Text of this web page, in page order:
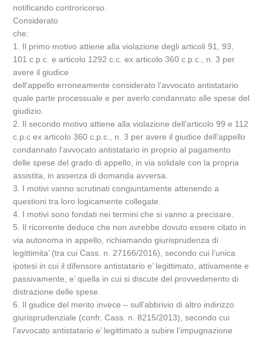
notificando controricorso.
Considerato
che:
1. Il primo motivo attiene alla violazione degli articoli 91, 93,
101 c.p.c. e articolo 1292 c.c. ex articolo 360 c.p.c., n. 3 per
avere il giudice
dell’appello erroneamente considerato l’avvocato antistatario
quale parte processuale e per averlo condannato alle spese del
giudizio.
2. Il secondo motivo attiene alla violazione dell’articolo 99 e 112
c.p.c ex articolo 360 c.p.c., n. 3 per avere il giudice dell’appello
condannato l’avvocato antistatario in proprio al pagamento
delle spese del grado di appello, in via solidale con la propria
assistita, in assenza di domanda avversa.
3. I motivi vanno scrutinati congiuntamente attenendo a
questioni tra loro logicamente collegate.
4. I motivi sono fondati nei termini che si vanno a precisare.
5. Il ricorrente deduce che non avrebbe dovuto essere citato in
via autonoma in appello, richiamando giurisprudenza di
legittimita’ (tra cui Cass. n. 27166/2016), secondo cui l’unica
ipotesi in cui il difensore antistatario e’ legittimato, attivamente e
passivamente, e’ quella in cui si discute del provvedimento di
distrazione delle spese.
6. Il giudice del merito invece – sull’abbrivio di altro indirizzo
giurisprudenziale (confr. Cass. n. 8215/2013), secondo cui
l’avvocato antistatario e’ legittimato a subire l’impugnazione